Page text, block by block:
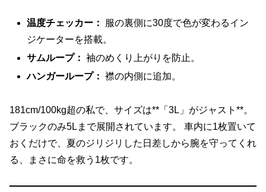
温度チェッカー：
服の裏側に30度で色が変わるイン
ジケーターを搭載。
サムループ： 袖のめくり上がりを防止。
ハンガーループ： 襟の内側に追加。
181cm/100kg超の私で、サイズは**「3L」がジャスト**。
ブラックのみ5Lまで展開されています。 車内に1枚置いて
おくだけで、夏のジリジリした日差しから腕を守ってくれ
る、まさに命を救う1枚です。